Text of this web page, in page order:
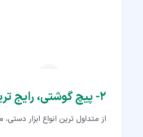
۱۶‏- بیل حفاری
۲‏- پیچ گوشتی، رایج ترین انواع ابزار
از متداول ترین انواع ابزار